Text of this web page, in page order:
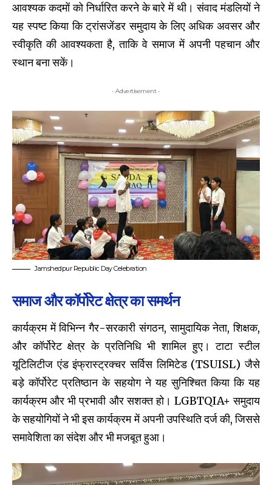
आवश्यक कदमों को निर्धारित करने के बारे में थी। संवाद मंडलियों ने
यह स्पष्ट किया कि ट्रांसजेंडर समुदाय के लिए अधिक अवसर और
स्वीकृति की आवश्यकता है, ताकि वे समाज में अपनी पहचान और
स्थान बना सकें।
- Advertisement -
Jamshedpur Republic Day Celebration
समाज और कॉर्पोरेट क्षेत्र का समर्थन
कार्यक्रम में विभिन्न गैर-सरकारी संगठन, सामुदायिक नेता, शिक्षक,
और कॉर्पोरेट क्षेत्र के प्रतिनिधि भी शामिल हुए। टाटा स्टील
यूटिलिटीज एंड इंफ्रास्ट्रक्चर सर्विस लिमिटेड (TSUISL) जैसे
बड़े कॉर्पोरेट प्रतिष्ठान के सहयोग ने यह सुनिश्चित किया कि यह
कार्यक्रम और भी प्रभावी और सशक्त हो। LGBTQIA+ समुदाय
के सहयोगियों ने भी इस कार्यक्रम में अपनी उपस्थिति दर्ज की, जिससे
समावेशिता का संदेश और भी मजबूत हुआ।